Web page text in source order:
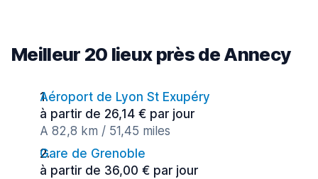
Meilleur 20 lieux près de Annecy
Aéroport de Lyon St Exupéry
à partir de 26,14 € par jour
A 82,8 km / 51,45 miles
Gare de Grenoble
à partir de 36,00 € par jour